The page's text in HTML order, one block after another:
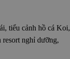
tiểu cảnh hồ cá Koi,
nghỉ dưỡng,